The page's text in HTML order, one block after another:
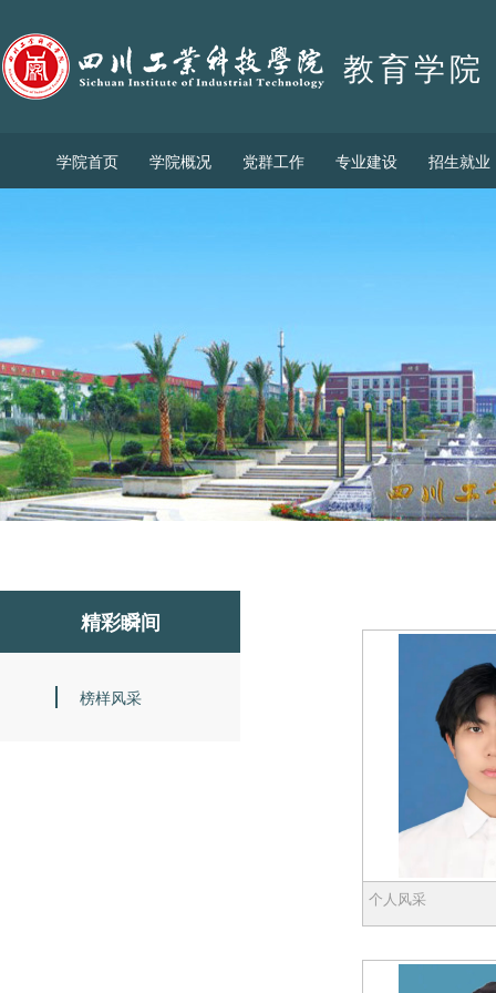
教育学院
学院首页 学院概况 党群工作 专业建设 招生就业
精彩瞬间
榜样风采
个人风采